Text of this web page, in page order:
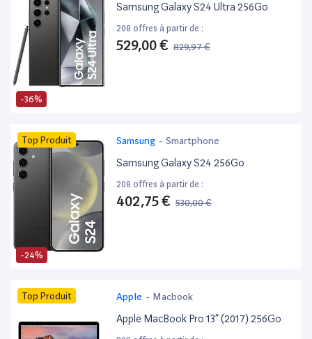
-36%
Samsung Galaxy S24 Ultra 256Go
208 offres à partir de :
529,00 € 829,97 €
-24%
Top Produit Samsung - Smartphone
Samsung Galaxy S24 256Go
208 offres à partir de :
402,75 € 530,00 €
Top Produit Apple - Macbook
Apple MacBook Pro 13” (2017) 256Go